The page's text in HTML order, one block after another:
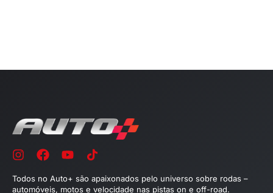
Todos no Auto+ são apaixonados pelo universo sobre rodas –
automóveis, motos e velocidade nas pistas on e off-road.